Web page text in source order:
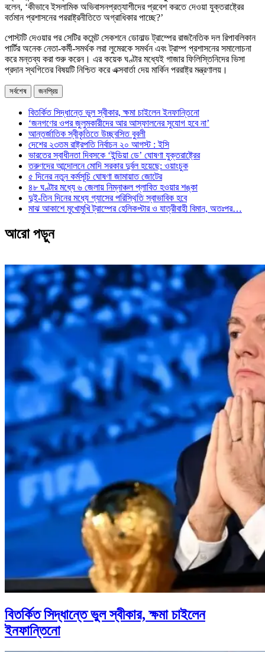
বলেন, ‘কীভাবে ইসলামিক অভিবাসনপ্রত্যাশীদের প্রবেশ করতে দেওয়া যুক্তরাষ্ট্রের
বর্তমান প্রশাসনের পররাষ্ট্রনীতিতে অগ্রাধিকার পাচ্ছে?’
পোস্টটি দেওয়ার পর সেটির কমেন্ট সেকশনে ডোনাল্ড ট্রাম্পের রাজনৈতিক দল রিপাবলিকান
পার্টির অনেক নেতা-কর্মী-সমর্থক লরা লুমেরকে সমর্থন এবং ট্রাম্প প্রশাসনের সমালোচনা
করে মন্তব্য করা শুরু করেন। এর কয়েক ঘণ্টার মধ্যেই গাজার ফিলিস্তিনিদের ভিসা
প্রদান স্থগিতের বিষয়টি নিশ্চিত করে এক্সবার্তা দেয় মার্কিন পররাষ্ট্র মন্ত্রণালয়।
সর্বশেষ জনপ্রিয়
বিতর্কিত সিদ্ধান্তে ভুল স্বীকার, ক্ষমা চাইলেন ইনফান্তিনো
‘জনগণের ওপর জুলুমকারীদের আর আস্ফালনের সুযোগ হবে না’
আন্তর্জাতিক স্বীকৃতিতে উচ্ছ্বসিত বুবলী
দেশের ২৩তম রাষ্ট্রপতি নির্বাচন ২০ আগস্ট : ইসি
ভারতের স্বাধীনতা দিবসকে ‘ইন্ডিয়া ডে’ ঘোষণা যুক্তরাষ্ট্রের
তরুণদের আন্দোলনে মোদি সরকার দুর্বল হয়েছে: ওয়াংচুক
৫ দিনের নতুন কর্মসূচি ঘোষণা জামায়াত জোটের
৪৮ ঘণ্টার মধ্যে ৬ জেলায় নিম্নাঞ্চল প্লাবিত হওয়ার শঙ্কা
দুই-তিন দিনের মধ্যে গ্যাসের পরিস্থিতি স্বাভাবিক হবে
মাঝ আকাশে মুখোমুখি ট্রাম্পের হেলিকপ্টার ও যাত্রীবাহী বিমান, অতঃপর…
আরো পড়ুন
বিতর্কিত সিদ্ধান্তে ভুল স্বীকার, ক্ষমা চাইলেন
ইনফান্তিনো